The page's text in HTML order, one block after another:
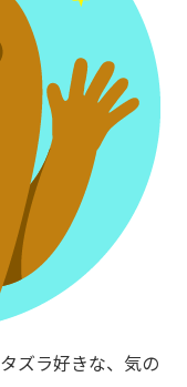
ズラ好きな、気の